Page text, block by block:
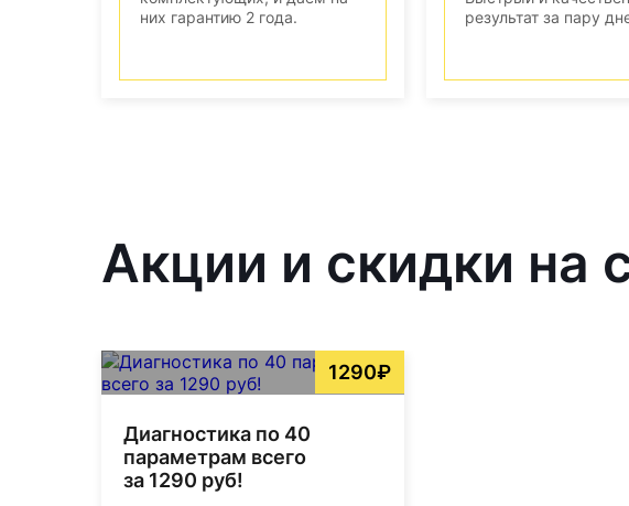
них гарантию 2 года.
результат за пару
Акции и скидки на
1290₽
Диагностика по 40
параметрам всего
за 1290 руб!